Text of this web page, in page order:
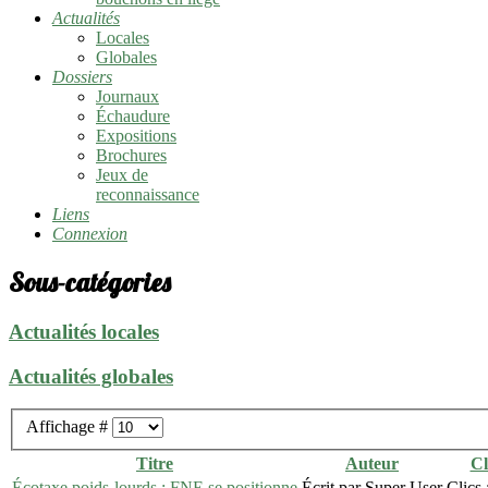
Actualités
Locales
Globales
Dossiers
Journaux
Échaudure
Expositions
Brochures
Jeux de
reconnaissance
Liens
Connexion
Sous-catégories
Actualités locales
Actualités globales
Affichage #
Titre
Auteur